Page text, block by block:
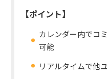
【ポイント】
カレンダー内でコ
可能
リアルタイムで他